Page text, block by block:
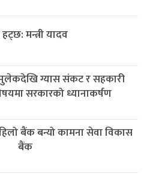
मन्त्री यादव
ग्यास संकट र सहकारी
सरकारको ध्यानाकर्षण
बैंक बन्यो कामना सेवा विकास
बैंक